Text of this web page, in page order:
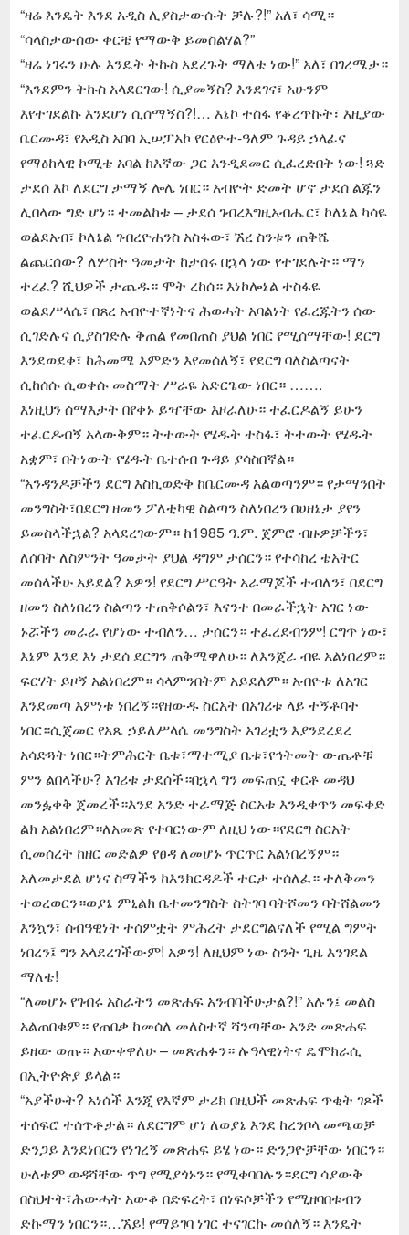
“ዛሬ እንዴት እንደ አዲስ ሊያስታውሱት ቻሉ?!” አለ፣ ሳሚ።
“ሳላስታውሰው ቀርቼ የማውቅ ይመስልሃል?”
“ዛሬ ነገሩን ሁሉ እንዴት ትኩስ አደረጉት ማለቴ ነው!” አለ፣ በገረሜታ።
“እንደምን ትኩስ አላደርገው! ሲያመኝስ? እንደገና፣ አሁንም
እየተገደልኩ እንደሆነ ሲሰማኝስ?!… እኔኮ ተስፋ የቆረጥኩት፣ እዚያው
ቤርሙዳ፣ የአዲስ አበባ ኢሠፓአኮ የርዕዮተ-ዓለም ጉዳይ ኃላፊና
የማዕከላዊ ኮሚቴ አባል ከእኛው ጋር እንዲደመር ሲፈረድበት ነው! ጓድ
ታደሰ እኮ ለደርግ ታማኝ ሎሌ ነበር። አብዮት ድመት ሆኖ ታደሰ ልጁን
ሊበላው ግድ ሆነ። ተመልከቱ – ታደሰ ገብረእግዚአብሔር፣ ኮለኔል ካሳዬ
ወልደአብ፣ ኮለኔል ገብረዮሐንስ አስፋው፣ ኧረ ስንቱን ጠቅሼ
ልጨርሰው? ለሦስት ዓመታት ከታሰሩ በኋላ ነው የተገደሉት። ማን
ተረፈ? ሺህዎች ታጨዱ። ሞት ረከሰ። እነኮሎኔል ተስፋዬ
ወልደሥላሴ፣ በጸረ አብዮተኛነትና ሕወሓት አባልነት የፈረጁትን ሰው
ሲገድሉና ሲያስገድሉ ቅጠል የመበጠስ ያህል ነበር የሚሰማቸው! ደርግ
እንደወደቀ፣ ከሕመሜ እምድን እየመሰለኝ፣ የደርግ ባለስልጣናት
ሲከሰሱ ሲወቀሱ መስማት ሥራዬ አድርጌው ነበር። …….
እነዚህን ሰማእታት በየቀኑ ይዣቸው እዞራለሁ። ተፈርዶልኝ ይሁን
ተፈርዶብኝ አላውቅም። ትተውት የሄዱት ተስፋ፣ ትተውት የሄዱት
አቋም፣ በትነውት የሄዱት ቤተሰብ ጉዳይ ያሳስበኛል።
“አንዳንዶቻችን ደርግ እስኪወድቅ ከቤርሙዳ አልወጣንም። የታማንበት
መንግስት፣በደርግ ዘመን ፖለቲካዊ ስልጣን ስለነበረን በሀዘኔታ ያየን
ይመስላችኋል? አላደረገውም። ከ1985 ዓ.ም. ጀምሮ ብዙዎቻችን፣
ለሰባት ለስምንት ዓመታት ያህል ዳግም ታሰርን። የተሳከረ ቴአትር
መሰላችሁ አይደል? አዎን! የደርግ ሥርዓት አራማጆች ተብለን፣ በደርግ
ዘመን ስለነበረን ስልጣን ተጠቅሶልን፣ እናንተ በመራችኋት አገር ነው
ኑሯችን መራራ የሆነው ተብለን… ታሰርን። ተፈረደብንም! ርግጥ ነው፣
እኔም እንደ እነ ታደሰ ደርግን ጠቅሜዋለሁ። ለእንጀራ ብዬ አልነበረም።
ፍርሃት ይዞኝ አልነበረም። ሳላምንበትም አይደለም። አብዮቱ ለአገር
እንደመጣ እምነቱ ነበረኝ።የዘውዱ ስርአት በአገሪቱ ላይ ተኝቶባት
ነበር።ሲጀመር የአጼ ኃይለሥላሴ መንግስት አገሪቷን እያንደረደረ
አሳድጓት ነበር።ትምሕርት ቤቱ፣ማተሚያ ቤቱ፣የኅትመት ውጤቶቹ
ምን ልበላችሁ? አገሪቱ ታደሰች።በኋላ ግን መፍጠኗ ቀርቶ መዳህ
መንፏቀቅ ጀመረች።እንደ አንድ ተራማጅ ስርአቱ እንዲቀጥን መፍቀድ
ልክ አልነበረም።ለአመጽ የተባርነውም ለዚህ ነው።የደርግ ስርአት
ሲመሰረት ከዘር መድልዎ የፀዳ ለመሆኑ ጥርጥር አልነበረኝም።
አለመታደል ሆነና ስማችን ከእንክርዳዶች ተርታ ተሰለፈ። ተለቅመን
ተወረወርን።ወያኔ ምኒልክ ቤተመንግስት ስትገባ ባትሾመን ባትሸልመን
እንኳን፣ ሰብዓዊነት ተሰምቷት ምሕረት ታደርግልናለች የሚል ግምት
ነበረን፤ ግን አላደረገችውም! አዎን! ለዚህም ነው ስንት ጊዜ እንገደል
ማለቴ!
“ለመሆኑ የገብሩ አስራትን መጽሐፍ አንብባችሁታል?!” አሉን፤ መልስ
አልጠበቁም። የጠበቃ ከመሰለ መለስተኛ ሻንጣቸው አንድ መጽሐፍ
ይዘው ወጡ። አውቀዋለሁ – መጽሐፉን። ሉዓላዊነትና ዴሞክራሲ
በኢትዮጵያ ይላል።
“አያችሁት? አነሰች እንጂ የእኛም ታሪክ በዚህች መጽሐፍ ጥቂት ገጾች
ተሰፍሮ ተሰጥቶታል። ለደርግም ሆነ ለወያኔ እንደ ከረንቦላ መጫወቻ
ድንጋይ እንደነበርን የነገረኝ መጽሐፍ ይሄ ነው። ድንጋዮቻቸው ነበርን።
ሁለቱም ወዳሻቸው ጥግ የሚያጎኑን። የሚቀባበሉን።ደርግ ሳያውቅ
በስህተት፣ሕውሓት አውቆ በድፍረት፣ በነፍሶቻችን የሚዘባበቱብን
ድኩማን ነበርን።…ኧይ! የማይገባ ነገር ተናገርኩ መሰለኝ። እንዴት